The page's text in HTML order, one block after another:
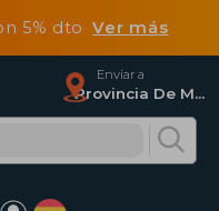
5% dtoVer más
Enviar a
Provincia De Madrid